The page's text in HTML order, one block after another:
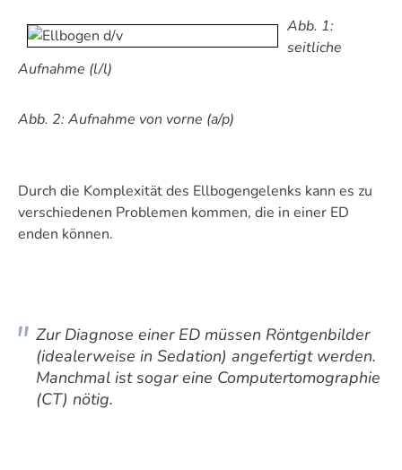
Abb. 1:
seitliche
Aufnahme (l/l)
Abb. 2: Aufnahme von vorne (a/p)
Durch die Komplexität des Ellbogengelenks kann es zu
verschiedenen Problemen kommen, die in einer ED
enden können.
Zur Diagnose einer ED müssen Röntgenbilder
(idealerweise in Sedation) angefertigt werden.
Manchmal ist sogar eine Computertomographie
(CT) nötig.